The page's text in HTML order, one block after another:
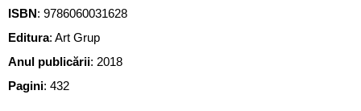
ISBN: 9786060031628
Editura: Art Grup
Anul publicării: 2018
Pagini: 432